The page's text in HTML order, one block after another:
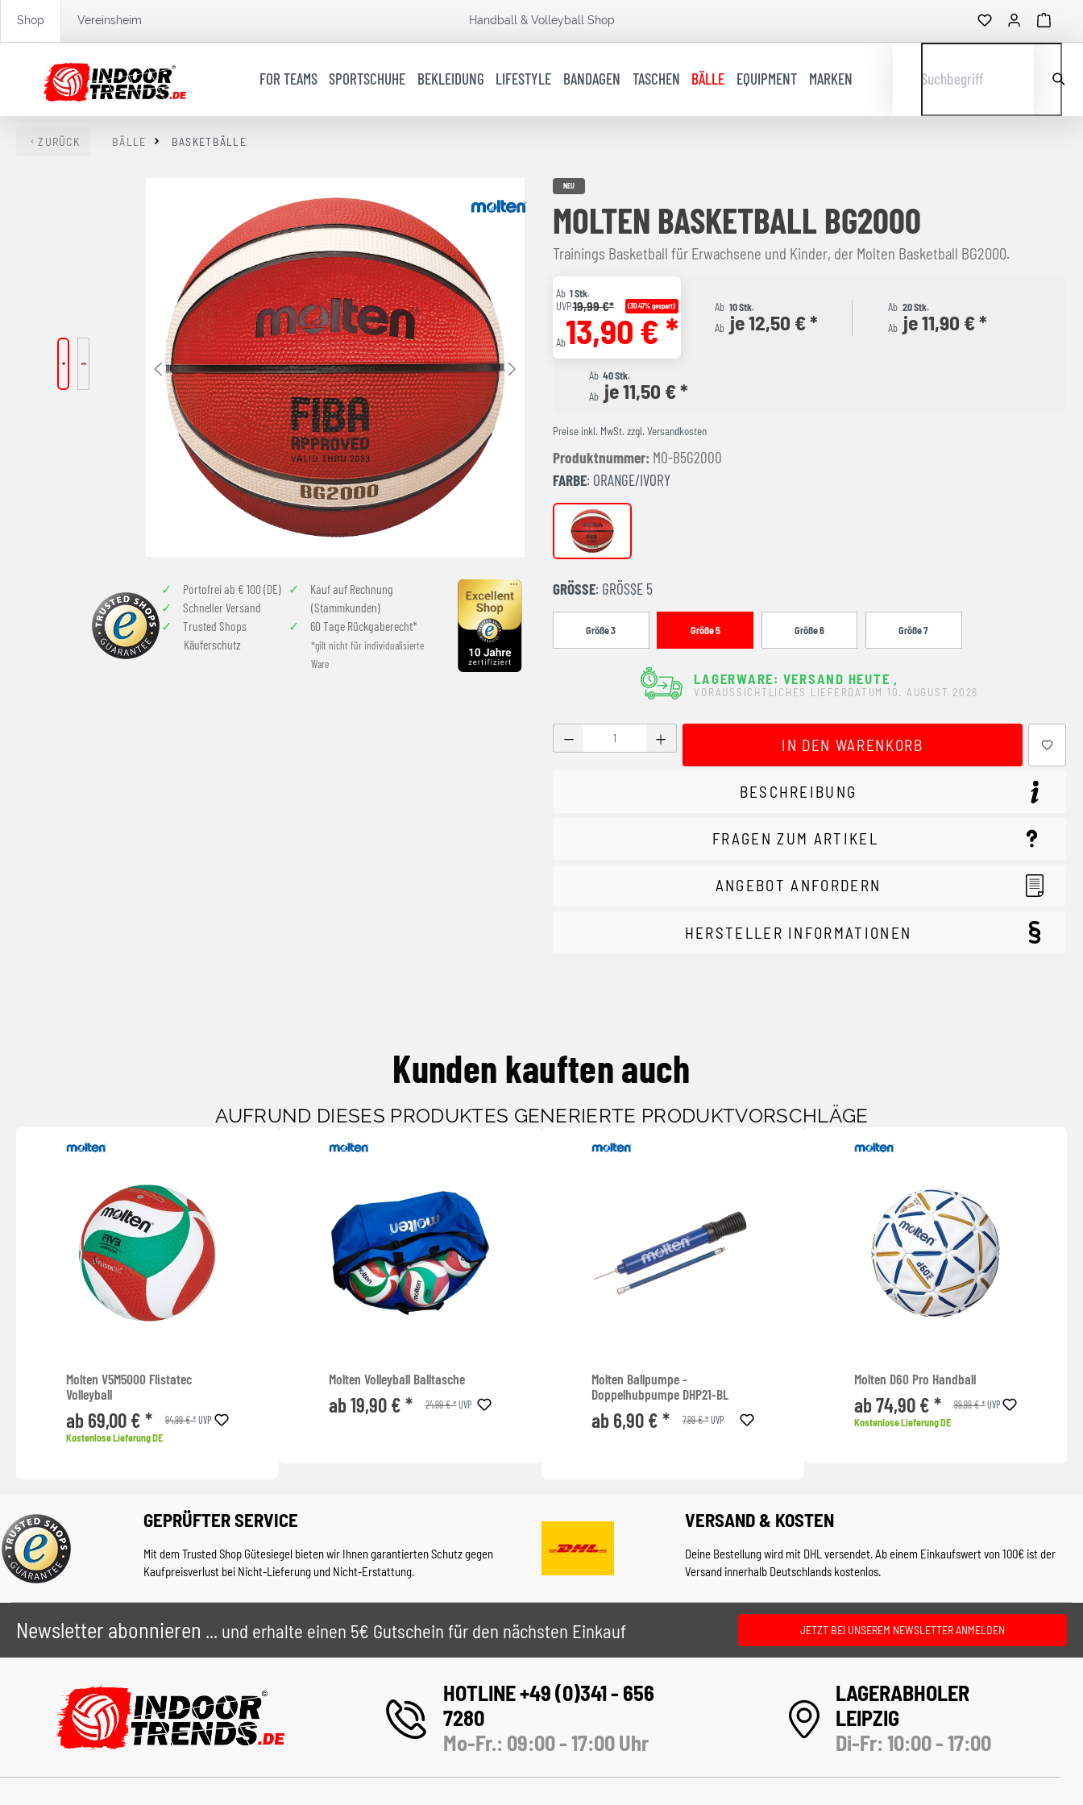
Zur Hauptnavigation springen
Shop Vereinsheim Handball & Volleyball Shop
FOR TEAMS SPORTSCHUHE BEKLEIDUNG LIFESTYLE BANDAGEN TASCHEN BÄLLE EQUIPMENT MARKEN Suchbegriff
ZURÜCK BÄLLE BASKETBÄLLE
Portofrei ab € 100 (DE)
Schneller Versand
Trusted Shops
Käuferschutz
Kauf auf Rechnung
(Stammkunden)
60 Tage Rückgaberecht*
*gilt nicht für individualisierte
Ware
NEU
MOLTEN BASKETBALL BG2000
Trainings Basketball für Erwachsene und Kinder, der Molten Basketball BG2000.
Ab 1 Stk.
UVP19,99 €* (30.47% gespart)
Ab13,90 € *
Ab 10 Stk.
Ab je 12,50 € *
Ab 20 Stk.
Ab je 11,90 € *
Ab 40 Stk.
Ab je 11,50 € *
Preise inkl. MwSt. zzgl. Versandkosten
Produktnummer: MO-B5G2000
FARBE: ORANGE/IVORY
orange/ivory
GRÖSSE : GRÖSSE 5
Größe 3 Größe 5 Größe 6 Größe 7
LAGERWARE: VERSAND HEUTE ,
VORAUSSICHTLICHES LIEFERDATUM 10. AUGUST 2026
Produkt Anzahl: Gib den gewünschten Wert ein oder benutze die Schaltflächen
IN DEN WARENKORB
BESCHREIBUNG
FRAGEN ZUM ARTIKEL
ANGEBOT ANFORDERN
HERSTELLER INFORMATIONEN
Kunden kauften auch
AUFRUND DIESES PRODUKTES GENERIERTE PRODUKTVORSCHLÄGE
Molten V5M5000 Flistatec
Volleyball
ab 69,00 € * 94,99 € *UVP
Kostenlose Lieferung DE
Molten Volleyball Balltasche
ab 19,90 € * 24,99 € *UVP
Molten Ballpumpe -
Doppelhubpumpe DHP21-BL
ab 6,90 € * 7,99 € *UVP
Molten D60 Pro Handball
ab 74,90 € * 99,99 € *UVP
Kostenlose Lieferung DE
GEPRÜFTER SERVICE
Mit dem Trusted Shop Gütesiegel bieten wir Ihnen garantierten Schutz gegen
Kaufpreisverlust bei Nicht-Lieferung und Nicht-Erstattung.
VERSAND & KOSTEN
Deine Bestellung wird mit DHL versendet. Ab einem Einkaufswert von 100€ ist der
Versand innerhalb Deutschlands kostenlos.
Newsletter abonnieren ... und erhalte einen 5€ Gutschein für den nächsten Einkauf JETZT BEI UNSEREM NEWSLETTER ANMELDEN
HOTLINE +49 (0)341 - 656
7280
Mo-Fr.: 09:00 - 17:00 Uhr
LAGERABHOLER
LEIPZIG
Di-Fr: 10:00 - 17:00